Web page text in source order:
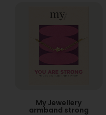
My Jewellery
armband strong